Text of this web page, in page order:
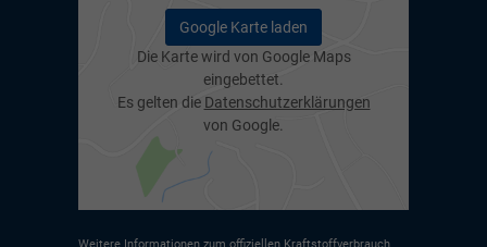
Google Karte laden
Die Karte wird von Google Maps
eingebettet.
Es gelten die Datenschutzerklärungen
von Google.